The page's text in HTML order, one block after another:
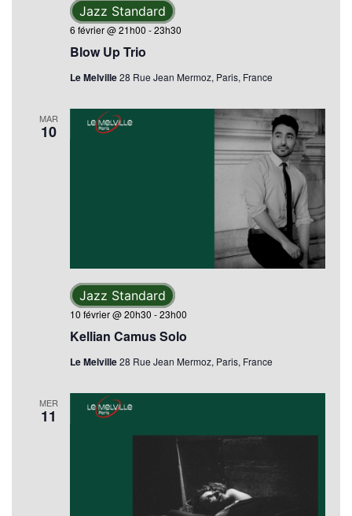
Blow Up Trio
6 février @ 21h00 -23h30
Jazz Standard
Le Melville28 Rue Jean Mermoz, Paris, France
MAR
10
Kellian Camus Solo
10 février @ 20h30 -23h00
Jazz Standard
Le Melville28 Rue Jean Mermoz, Paris, France
MER
11